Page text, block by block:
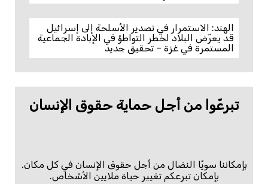
الهند: الاستمرار في تصدير الأسلحة إلى إسرائيل
قد يعرّض البلاد لخطر التواطؤ في الإبادة الجماعية
المستمرة في غزة – تحقيق جديد
تبرعّوا من أجل حماية حقوق الإنسان
بإمكاننا سويًا النضال من أجل حقوق الإنسان في كل مكان.
بإمكان تبرعكم تغيير حياة ملايين الأشخاص.